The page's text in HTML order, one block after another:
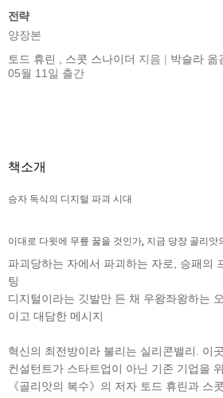
전략
양장본
토드 휴린
스콧 스나이더 지음 | 박슬라 옮
05월 11일 출간
책소개
승자 독식의 디지털 파괴 시대
이대로 다윗에 무릎 꿇을 것인가, 지금 당장 골리앗
파괴당하는 자에서 파괴하는 자로, 승패의
팅
디지털이라는 깃발만 든 채 우왕좌왕하는
이고 대담한 메시지
혁신의 최전방이라 불리는 실리콘밸리. 이
컨설턴트가 스타트업이 아닌 기존 기업을
《골리앗의 복수》의 저자 토드 휴린과 스